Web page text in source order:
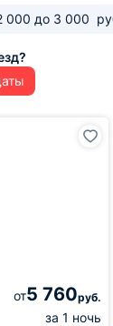
000 до 3 000
от5 760руб.
за 1 ночь